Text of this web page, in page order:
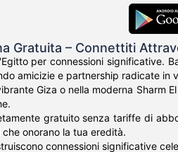
Gratuita – Connettiti
per connessioni significative.
amicizie e partnership radicate in
Giza o nella moderna
gratuito senza tariffe di
onorano la tua eredità.
connessioni significative